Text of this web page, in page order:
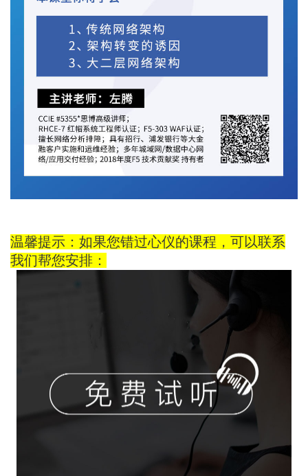
温馨提示：如果您错过心仪的课程，可以联系
我们帮您安排：